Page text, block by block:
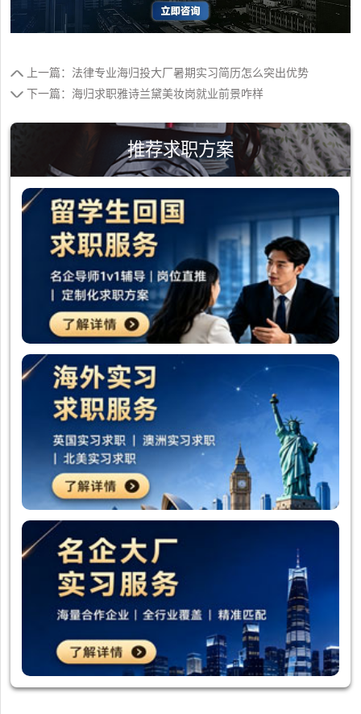
上一篇：法律专业海归投大厂暑期实习简历怎么突出优势
下一篇：海归求职雅诗兰黛美妆岗就业前景咋样
推荐求职方案